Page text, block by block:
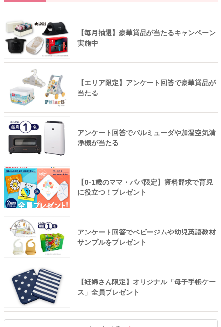
【毎月抽選】豪華賞品が当たるキャンペーン
実施中
【エリア限定】アンケート回答で豪華賞品が
当たる
アンケート回答でバルミューダや加湿空気清
浄機が当たる
【0-1歳のママ・パパ限定】資料請求で育児
に役立つ！プレゼント
アンケート回答でベビージムや幼児英語教材
サンプルをプレゼント
【妊婦さん限定】オリジナル「母子手帳ケー
ス」全員プレゼント